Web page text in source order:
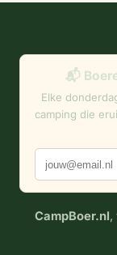
📬
Elke
camping die
CampBoer.nl,